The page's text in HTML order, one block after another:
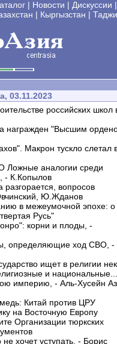
| Новости | Дискуссии |
| Кыргызстан |
03.11.2023
российских школ
награжден "Высшим
Макрон тускло слетал
Ложные аналогии среди
- К.Копылов
вопросов
Ю.Жданов
в межеумочной эпохе: о
Русь"
корни и плоды, -
определяющие ход СВО, -
ищет в религии
и национальные...
империю, - Аль-Хусейн
Китай против ЦРУ
на Восточную Европу
Организации тюркских
хочет уступать, - Борис